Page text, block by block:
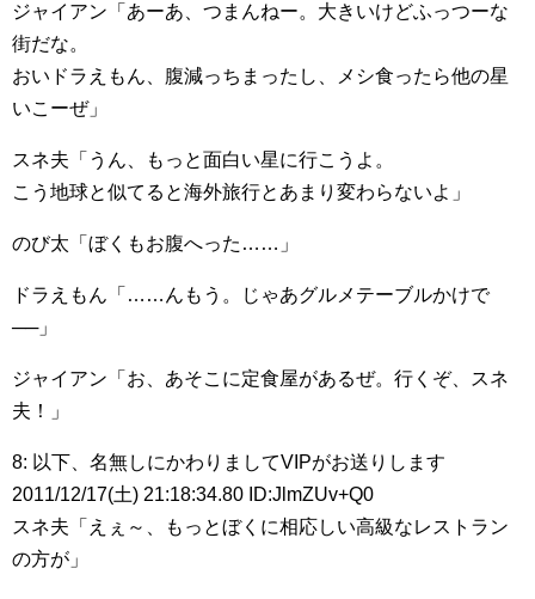
ジャイアン「あーあ、つまんねー。大きいけどふっつーな
街だな。
おいドラえもん、腹減っちまったし、メシ食ったら他の星
いこーぜ」
スネ夫「うん、もっと面白い星に行こうよ。
こう地球と似てると海外旅行とあまり変わらないよ」
のび太「ぼくもお腹へった……」
ドラえもん「……んもう。じゃあグルメテーブルかけで
──」
ジャイアン「お、あそこに定食屋があるぜ。行くぞ、スネ
夫！」
8: 以下、名無しにかわりましてVIPがお送りします
2011/12/17(土) 21:18:34.80 ID:JlmZUv+Q0
スネ夫「えぇ～、もっとぼくに相応しい高級なレストラン
の方が」